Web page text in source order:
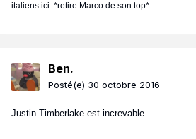
italiens ici. *retire Marco de son top*
Ben.
Posté(e) 30 octobre 2016
Justin Timberlake est increvable.